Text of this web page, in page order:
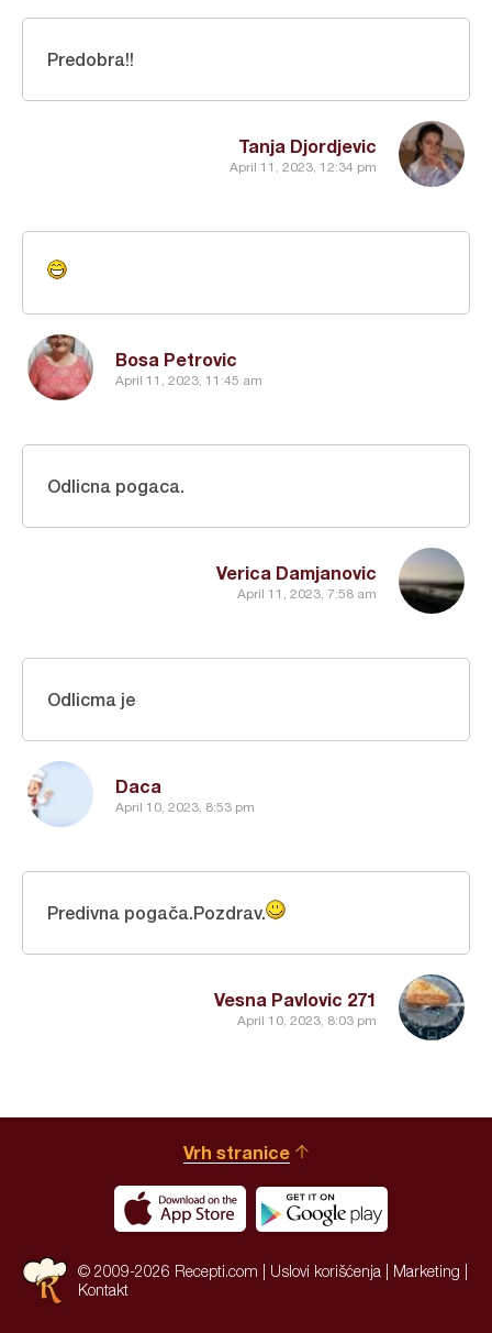
Tanja Djordjevic
April 11, 2023, 12:34 pm
Predobra!!
Bosa Petrovic
April 11, 2023, 11:45 am
Verica Damjanovic
April 11, 2023, 7:58 am
Odlicna pogaca.
Daca
April 10, 2023, 8:53 pm
Odlicma je
Vesna Pavlovic 271
April 10, 2023, 8:03 pm
Predivna pogača.Pozdrav.
Vrh stranice
© 2009-2026 Recepti.com | Uslovi korišćenja Marketing
Kontakt